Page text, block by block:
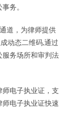
务。
道，为律师提供
动态二维码,通过
务场所和审判法
电子执业证，支
电子执业证快速